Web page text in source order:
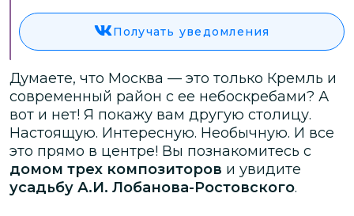
Получать уведомления
Думаете, что Москва — это только Кремль и
современный район с ее небоскребами? А
вот и нет! Я покажу вам другую столицу.
Настоящую. Интересную. Необычную. И все
это прямо в центре! Вы познакомитесь с
домом трех композиторов и увидите
усадьбу А.И. Лобанова-Ростовского.